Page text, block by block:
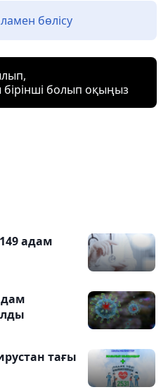
бөлісу
болып оқыңыз
адам
тағы